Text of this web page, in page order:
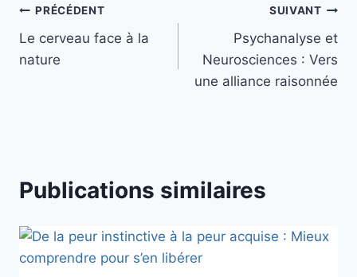
PRÉCÉDENT
Le cerveau face à la
nature
SUIVANT
Psychanalyse et
Neurosciences : Vers
une alliance raisonnée
Publications similaires